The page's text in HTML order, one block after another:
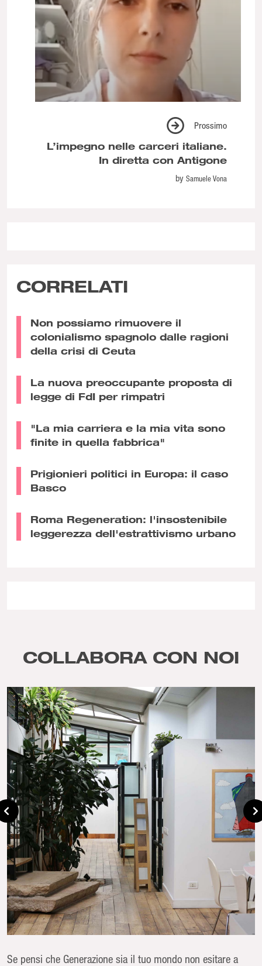
Prossimo
L’impegno nelle carceri italiane.
In diretta con Antigone
by Samuele Vona
CORRELATI
Non possiamo rimuovere il
colonialismo spagnolo dalle ragioni
della crisi di Ceuta
La nuova preoccupante proposta di
legge di FdI per rimpatri
"La mia carriera e la mia vita sono
finite in quella fabbrica"
Prigionieri politici in Europa: il caso
Basco
Roma Regeneration: l'insostenibile
leggerezza dell'estrattivismo urbano
COLLABORA CON NOI
Se pensi che Generazione sia il tuo mondo non esitare a